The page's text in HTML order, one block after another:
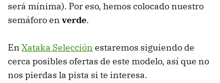
será mínima). Por eso, hemos colocado nuestro
semáforo en verde.
En Xataka Selección estaremos siguiendo de
cerca posibles ofertas de este modelo, así que no
nos pierdas la pista si te interesa.